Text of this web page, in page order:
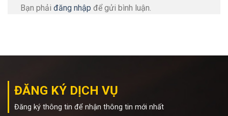
Bạn phải đăng nhập để gửi bình luận.
ĐĂNG KÝ DỊCH VỤ
Đăng ký thông tin để nhận thông tin mới nhất